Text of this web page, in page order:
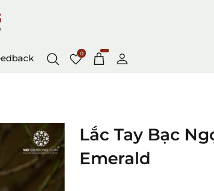
0
Lắc Tay Bạc
Emerald